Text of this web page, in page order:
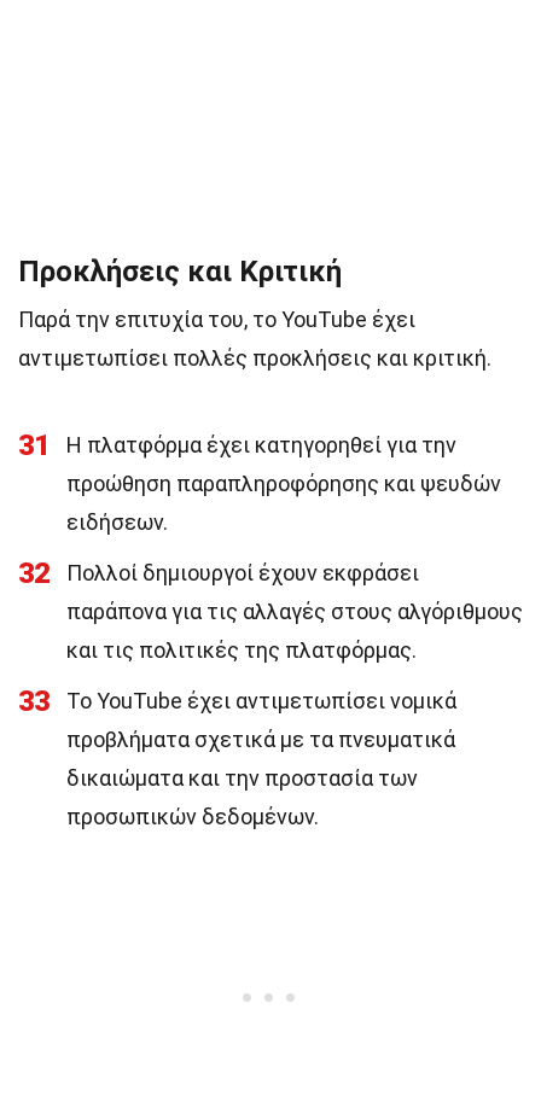
Προκλήσεις και Κριτική
Παρά την επιτυχία του, το YouTube έχει
αντιμετωπίσει πολλές προκλήσεις και κριτική.
31
Η πλατφόρμα έχει κατηγορηθεί για την
προώθηση παραπληροφόρησης και ψευδών
ειδήσεων.
32
Πολλοί δημιουργοί έχουν εκφράσει
παράπονα για τις αλλαγές στους αλγόριθμους
και τις πολιτικές της πλατφόρμας.
33
Το YouTube έχει αντιμετωπίσει νομικά
προβλήματα σχετικά με τα πνευματικά
δικαιώματα και την προστασία των
προσωπικών δεδομένων.